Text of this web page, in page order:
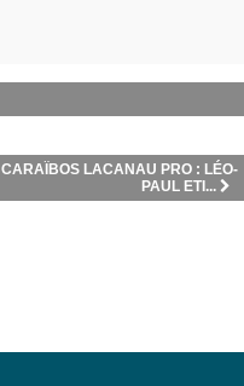
CARAÏBOS LACANAU PRO : LÉO-
PAUL ETI...